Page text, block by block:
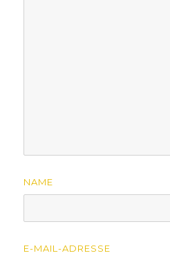
NAME
E-MAIL-ADRESSE